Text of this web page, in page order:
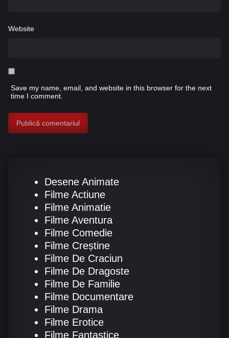
Website
Save my name, email, and website in this browser for the next
time I comment.
Desene Animate
Filme Actiune
Filme Animatie
Filme Aventura
Filme Comedie
Filme Creștine
Filme De Craciun
Filme De Dragoste
Filme De Familie
Filme Documentare
Filme Drama
Filme Erotice
Filme Fantastice